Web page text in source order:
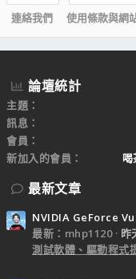
連絡我們
使用條款與網
論壇統計
主題
訊息
會員
新加入的會員
最新文章
NVIDIA GeForce
最新：mhp1120
昨
測試軟體、驅動程式